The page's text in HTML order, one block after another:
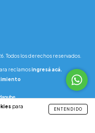
para
ENTENDIDO
Todos los derechos reservados.
reclamosingresá acá.